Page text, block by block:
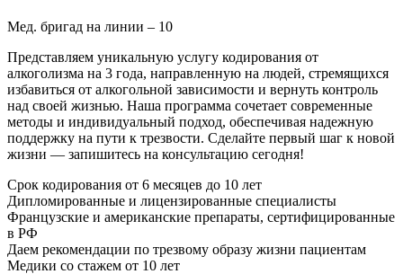
Мед. бригад на линии – 10
Представляем уникальную услугу кодирования от
алкоголизма на 3 года, направленную на людей, стремящихся
избавиться от алкогольной зависимости и вернуть контроль
над своей жизнью. Наша программа сочетает современные
методы и индивидуальный подход, обеспечивая надежную
поддержку на пути к трезвости. Сделайте первый шаг к новой
жизни — запишитесь на консультацию сегодня!
Срок кодирования от 6 месяцев до 10 лет
Дипломированные и лицензированные специалисты
Французские и американские препараты, сертифицированные
в РФ
Даем рекомендации по трезвому образу жизни пациентам
Медики со стажем от 10 лет